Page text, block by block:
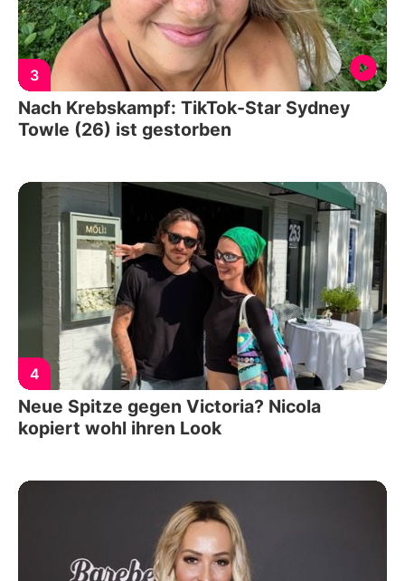
3
Nach Krebskampf: TikTok-Star Sydney
Towle (26) ist gestorben
4
Neue Spitze gegen Victoria? Nicola
kopiert wohl ihren Look